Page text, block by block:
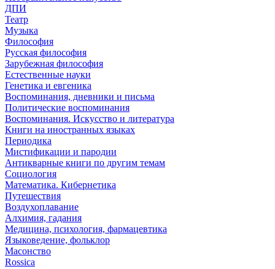
ДПИ
Театр
Музыка
Философия
Русская философия
Зарубежная философия
Естественные науки
Генетика и евгеника
Воспоминания, дневники и письма
Политические воспоминания
Воспоминания. Искусство и литература
Книги на иностранных языках
Периодика
Мистификации и пародии
Антикварные книги по другим темам
Социология
Математика. Кибернетика
Путешествия
Воздухоплавание
Алхимия, гадания
Медицина, психология, фармацевтика
Языковедение, фольклор
Масонство
Rossica